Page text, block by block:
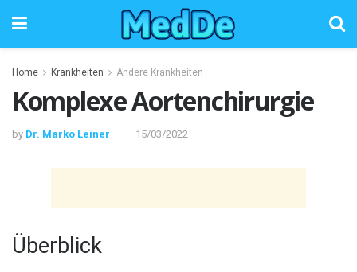
Home Krankheiten Andere Krankheiten
Komplexe Aortenchirurgie
by Dr. Marko Leiner 15/03/2022
Überblick